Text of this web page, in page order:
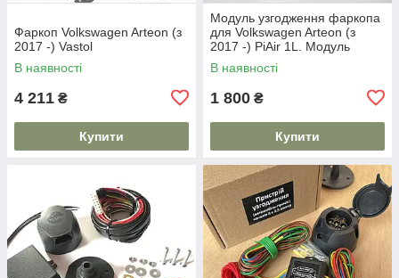
Фаркоп Volkswagen Arteon (з
2017 -) Vastol
В наявності
4 211 ₴
Купити
Модуль узгодження фаркопа
для Volkswagen Arteon (з
2017 -) PiAir 1L. Модуль
узгодження
В наявності
1 800 ₴
Купити